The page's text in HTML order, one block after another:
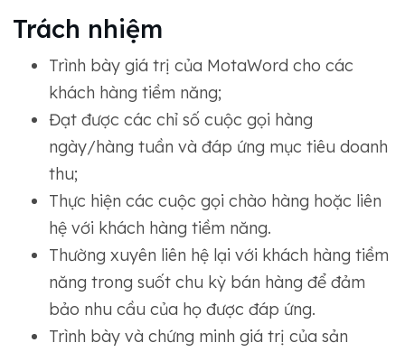
Trách nhiệm
Trình bày giá trị của MotaWord cho các
khách hàng tiềm năng;
Đạt được các chỉ số cuộc gọi hàng
ngày/hàng tuần và đáp ứng mục tiêu doanh
thu;
Thực hiện các cuộc gọi chào hàng hoặc liên
hệ với khách hàng tiềm năng.
Thường xuyên liên hệ lại với khách hàng tiềm
năng trong suốt chu kỳ bán hàng để đảm
bảo nhu cầu của họ được đáp ứng.
Trình bày và chứng minh giá trị của sản